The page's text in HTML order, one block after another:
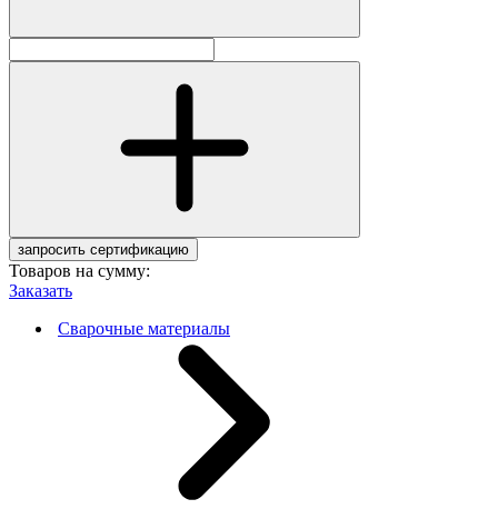
запросить сертификацию
Товаров на сумму:
Заказать
Сварочные материалы